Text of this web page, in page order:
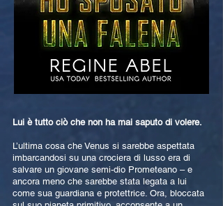
Lui è tutto ciò che non ha mai saputo di volere.
L’ultima cosa che Venus si sarebbe aspettata
imbarcandosi su una crociera di lusso era di
salvare un giovane semi-dio Prometeano – e
ancora meno che sarebbe stata legata a lui
come sua guardiana e protettrice. Ora, bloccata